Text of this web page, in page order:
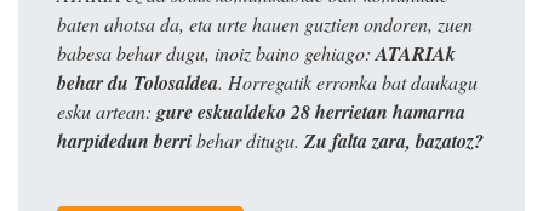
baten ahotsa da, eta urte hauen guztien ondoren, zuen
babesa behar dugu, inoiz baino gehiago:ATARIAk
behar du Tolosaldea. Horregatik erronka bat daukagu
esku artean: gure eskualdeko 28 herrietan hamarna
harpidedun berribehar ditugu. Zu falta zara, bazatoz?